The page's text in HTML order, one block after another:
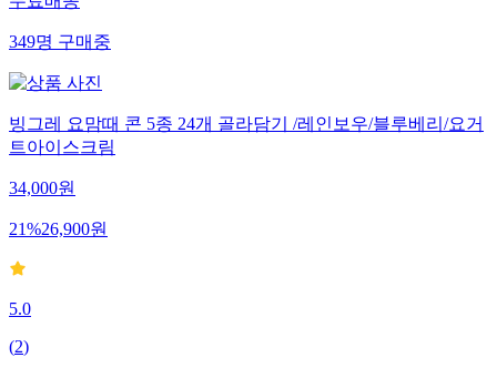
무료배송
349명구매중
빙그레 요맘때 콘 5종 24개 골라담기 /레인보우/블루베리/요거
트아이스크림
34,000원
21%26,900원
5.0
(2)